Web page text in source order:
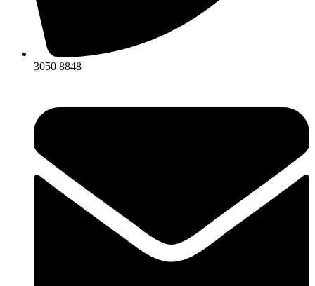
3050 8848